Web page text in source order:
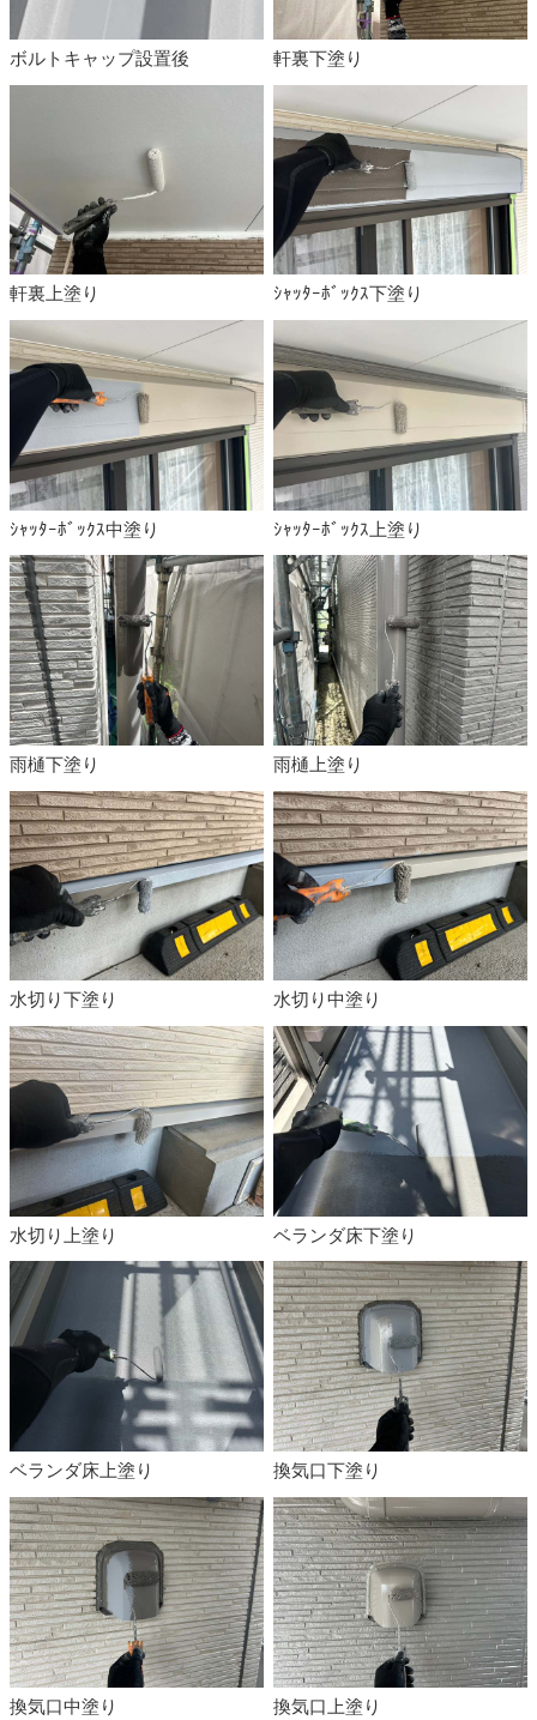
ボルトキャップ設置後 軒裏下塗り
軒裏上塗り ｼｬｯﾀｰﾎﾞｯｸｽ下塗り
ｼｬｯﾀｰﾎﾞｯｸｽ中塗り ｼｬｯﾀｰﾎﾞｯｸｽ上塗り
雨樋下塗り 雨樋上塗り
水切り下塗り 水切り中塗り
水切り上塗り ベランダ床下塗り
ベランダ床上塗り 換気口下塗り
換気口中塗り 換気口上塗り